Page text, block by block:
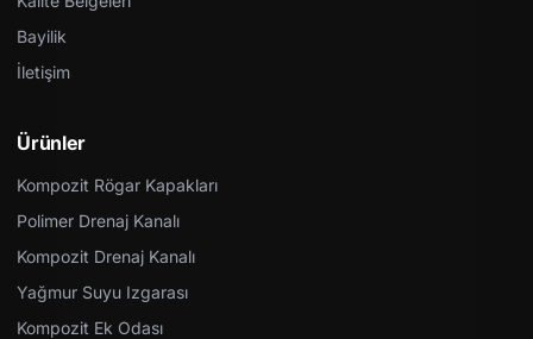
Bayilik
İletişim
Ürünler
Kompozit Rögar Kapakları
Polimer Drenaj Kanalı
Kompozit Drenaj Kanalı
Yağmur Suyu Izgarası
Kompozit Ek Odası